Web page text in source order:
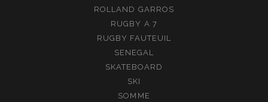
ROLLAND GARROS
RUGBY A 7
RUGBY FAUTEUIL
SENEGAL
SKATEBOARD
SKI
SOMME